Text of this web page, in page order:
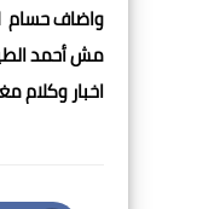
واضاف حسام
مش أحمد
اخبار وكلام